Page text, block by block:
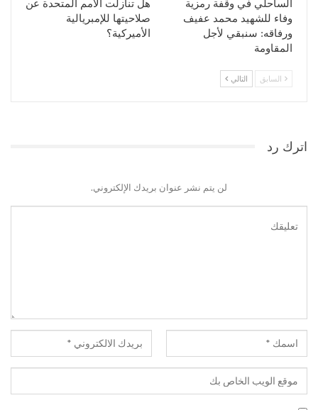
الساحلي في وقفة رمزية
وفاء للشهيد محمد عفيف
ورفاقه: سنبقي لأجل
المقاومة
هل تنازلت الأمم المتحدة عن
صلاحيتها للإمبريالية
الأميركية؟
السابق التالي
اترك رد
لن يتم نشر عنوان بريدك الإلكتروني.